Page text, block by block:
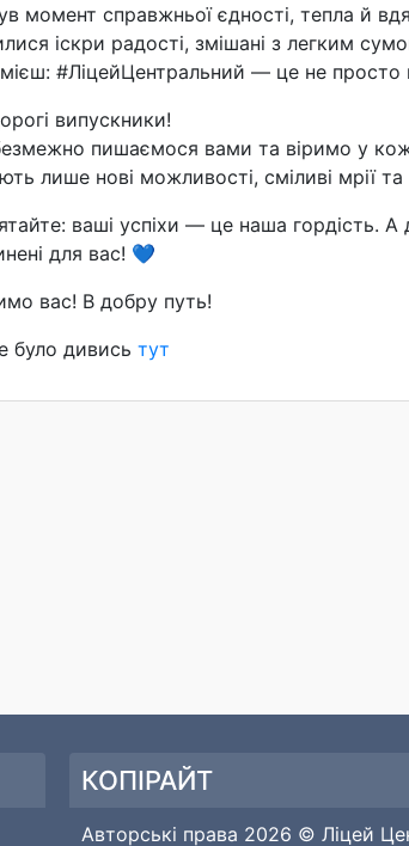
момент справжньої єдності, тепла й
іскри радості, змішані з легким
#ЛіцейЦентральний — це не
випускники!
пишаємося вами та віримо у
лише нові можливості, сміливі мрії
ваші успіхи — це наша гордість. А
для вас! 💙
вас! В добру путь!
було дивись тут
КОПІРАЙТ
Авторські права 2026 © Ліцей